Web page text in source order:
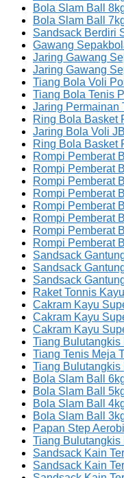
Bola Slam Ball
Bola Slam Ball
Sandsack Berdiri
Gawang
Jaring Gawang
Jaring Gawang
Tiang Bola Voli
Tiang Bola Tenis
Jaring Permainan
Ring Bola Basket
Jaring Bola Voli
Ring Bola Basket
Rompi Pemberat
Rompi Pemberat
Rompi Pemberat
Rompi Pemberat
Rompi Pemberat
Rompi Pemberat
Rompi Pemberat
Rompi Pemberat
Sandsack
Sandsack
Sandsack
Raket Tonnis
Cakram Kayu
Cakram Kayu
Cakram Kayu
Tiang Bulutangkis
Tiang Tenis Meja
Tiang
Bola Slam Ball
Bola Slam Ball
Bola Slam Ball
Bola Slam Ball
Papan Step
Tiang
Sandsack Kain
Sandsack Kain